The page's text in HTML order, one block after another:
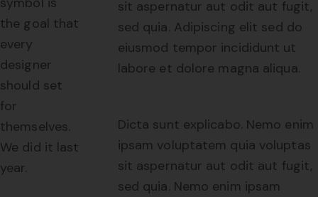
the goal that
every
designer
should set
for
themselves.
We did it last
year.
sit aspernatur aut odit aut fugit,
sed quia. Adipiscing elit sed do
eiusmod tempor incididunt ut
labore et dolore magna aliqua.
Dicta sunt explicabo. Nemo enim
ipsam voluptatem quia voluptas
sit aspernatur aut odit aut fugit,
sed quia. Nemo enim ipsam